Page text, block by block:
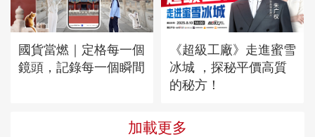
國貨當燃｜定格每一個
鏡頭，記錄每一個瞬間
《超級工廠》走進蜜雪
冰城 ，探秘平價高質
的秘方！
加載更多